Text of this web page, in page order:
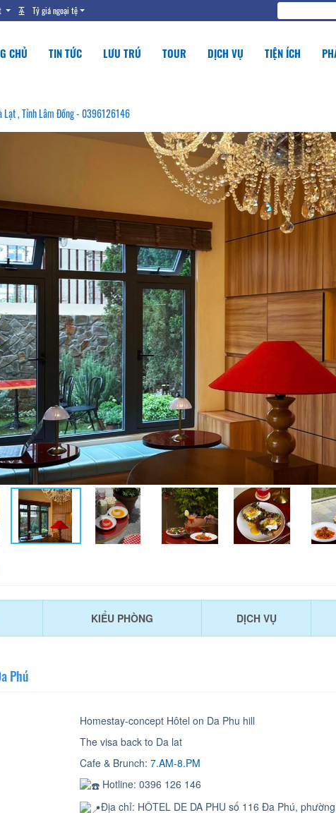
Tỷ giá ngoại tệ
CHỦ TIN TỨC LƯU TRÚ TOUR DỊCH VỤ TIỆN ÍCH
Lạt , Tỉnh Lâm Đồng - 0396126146
KIỂU PHÒNG DỊCH VỤ
Phú
Homestay-concept Hôtel on Da Phu hill
The visa back to Da lat
Cafe & Brunch: 7.AM-8.PM
Hotline: 0396 126 146
Địa chỉ: HÔTEL DE DA PHU số 116 Đa Phú,